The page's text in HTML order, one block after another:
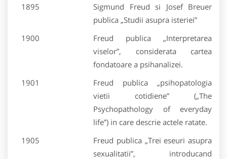
1895
Sigmund Freud si Josef Breuer
publica „Studii asupra isteriei”
1900
Freud publica „Interpretarea
viselor”, considerata cartea
fondatoare a psihanalizei.
1901
Freud publica „psihopatologia
vietii cotidiene” („The
Psychopathology of everyday
life”) in care descrie actele ratate.
1905
Freud publica „Trei eseuri asupra
sexualitatii”, introducand